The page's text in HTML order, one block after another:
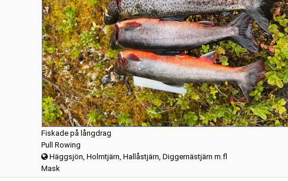
Fiskade på långdrag
Pull Rowing
Häggsjön, Holmtjärn, Hallåstjärn, Diggernästjärn m.fl
Mask